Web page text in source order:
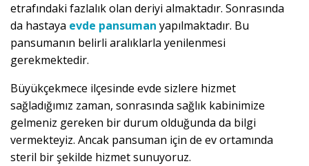
etrafındaki fazlalık olan deriyi almaktadır. Sonrasında
da hastaya evde pansuman yapılmaktadır. Bu
pansumanın belirli aralıklarla yenilenmesi
gerekmektedir.
Büyükçekmece ilçesinde evde sizlere hizmet
sağladığımız zaman, sonrasında sağlık kabinimize
gelmeniz gereken bir durum olduğunda da bilgi
vermekteyiz. Ancak pansuman için de ev ortamında
steril bir şekilde hizmet sunuyoruz.